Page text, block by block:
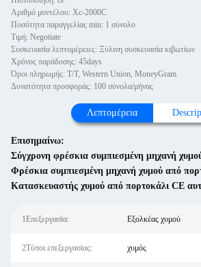
Αριθμό μοντέλου: Xc-2000C
Ποσότητα παραγγελίας min: 1 σύνολο
Τιμή: Negotiate
Συσκευασία λεπτομέρειες: Ξύλινη συσκευασία κιβωτίων
Χρόνος παράδοσης: 45days
Όροι πληρωμής: T/T, Western Union, MoneyGram
Δυνατότητα προσφοράς: 100 σύνολα/μήνας
Λεπτομέρεια
Επισημαίνω:
Σύγχρονη φρέσκια συμπιεσμένη μηχανή
Φρέσκια συμπιεσμένη μηχανή χυμού από
Κατασκευαστής χυμού από πορτοκάλι CE
1Επεξεργασία: Εξολκέας χυμού
2Τύποι επεξεργασίας: χυμός